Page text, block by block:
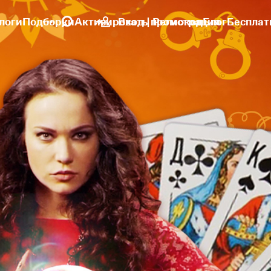
ПодборкиАктивировать промокодБлог
Вход | Регистрация